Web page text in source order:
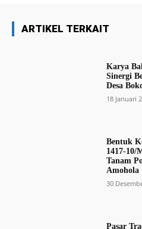
ARTIKEL TERKAIT
Karya
Sinergi
Desa
18 Januari
Bentuk
1417-10/
Tanam
Amohola
30
Pasar